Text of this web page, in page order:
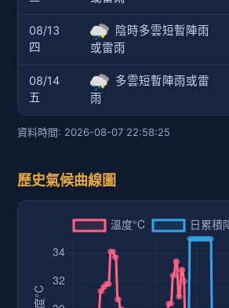
08/13
四
陰時多雲短暫陣雨
或雷雨
08/14
五
多雲短暫陣雨或雷
雨
資料時間: 2026-08-07 22:58:25
歷史氣候曲線圖